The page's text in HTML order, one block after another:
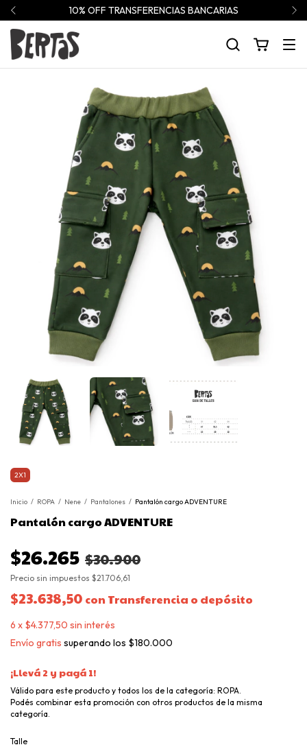
10% OFF TRANSFERENCIAS BANCARIAS
2X1
Inicio / ROPA / Nene / Pantalones / Pantalón cargo ADVENTURE
Pantalón cargo ADVENTURE
$26.265 $30.900
Precio sin impuestos $21.706,61
$23.638,50 con Transferencia o depósito
6 x $4.377,50 sin interés
Envío gratis superando los $180.000
¡Llevá 2 y pagá 1!
Válido para este producto y todos los de la categoría: ROPA.
Podés combinar esta promoción con otros productos de la misma
categoría.
Talle